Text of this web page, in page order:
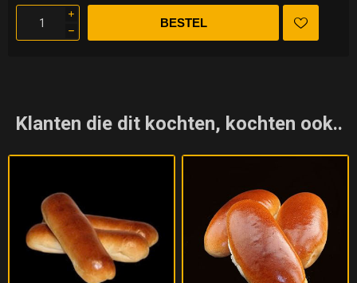
i
h
Klanten die dit kochten, kochten ook..